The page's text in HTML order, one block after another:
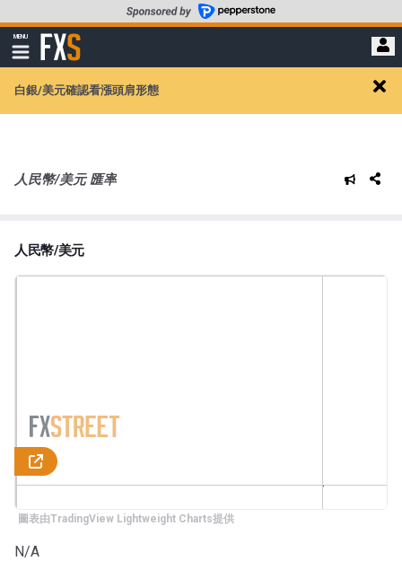
至
要
MENU
顯
示
航
FXStreet
白銀/美元確認看漲頭肩形態
alert
人民幣/美元 匯率
人民幣/美元
圖表由TradingView Lightweight Charts提供
N/A